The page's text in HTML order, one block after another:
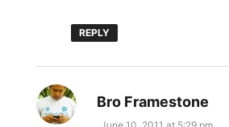
REPLY
Bro Framestone